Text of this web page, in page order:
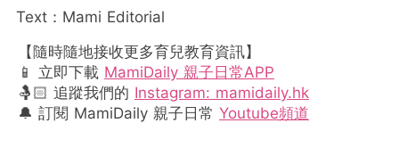
Text：Mami Editorial
【隨時隨地接收更多育兒教育資訊】
📱 立即下載 MamiDaily 親子日常APP
🤱🏻 追蹤我們的 Instagram: mamidaily.hk
🔔 訂閱 MamiDaily 親子日常 Youtube頻道